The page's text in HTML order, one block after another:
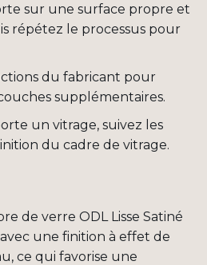
sur une surface propre et
répétez le processus pour
du fabricant pour
supplémentaires.
un vitrage, suivez les
du cadre de vitrage.
de verre ODL Lisse Satiné
une finition à effet de
ce qui favorise une